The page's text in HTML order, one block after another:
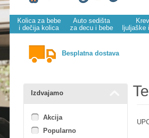
Kolica za bebe
i dečija kolica
Auto sedišta
za decu i bebe
ljuljaške
Besplatna dostava
Izdvajamo
Akcija
Popularno